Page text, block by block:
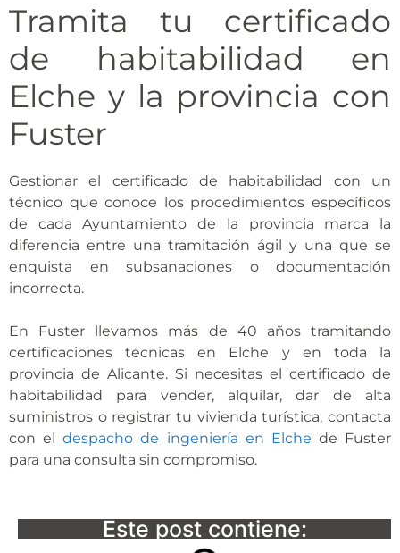
Tramita tu certificado
de habitabilidad en
Elche y la provincia con
Fuster
Gestionar el certificado de habitabilidad con un
técnico que conoce los procedimientos específicos
de cada Ayuntamiento de la provincia marca la
diferencia entre una tramitación ágil y una que se
enquista en subsanaciones o documentación
incorrecta.
En Fuster llevamos más de 40 años tramitando
certificaciones técnicas en Elche y en toda la
provincia de Alicante. Si necesitas el certificado de
habitabilidad para vender, alquilar, dar de alta
suministros o registrar tu vivienda turística, contacta
con eldespacho de ingeniería en Elche de Fuster
para una consulta sin compromiso.
Este post contiene: